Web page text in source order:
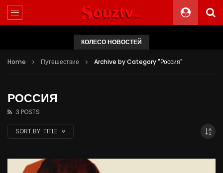
КОЛЕСО НОВОСТЕЙ
Home Путешествие Archive by Category "Россия"
РОССИЯ
3 POSTS
SORT BY: TITLE